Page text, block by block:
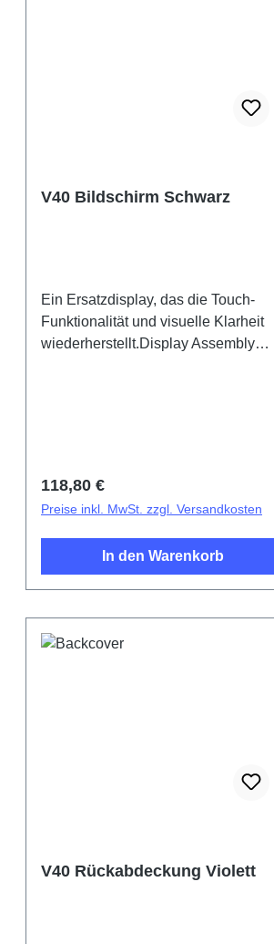
V40 Bildschirm Schwarz
Ein Ersatzdisplay, das die Touch-
Funktionalität und visuelle Klarheit
wiederherstellt.Display Assembly
Regulärer Preis:
118,80 €
Preise inkl. MwSt. zzgl. Versandkosten
In den Warenkorb
V40 Rückabdeckung Violett